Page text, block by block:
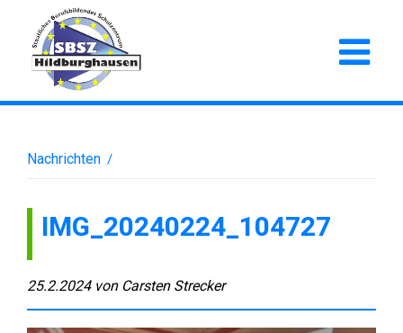
Nachrichten /
IMG_20240224_104727
25.2.2024 von Carsten Strecker